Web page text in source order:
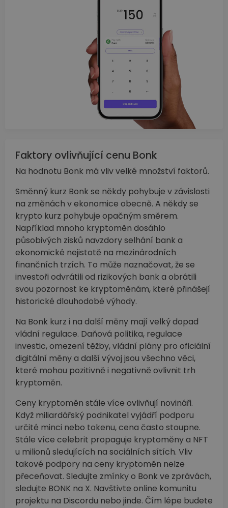
Faktory ovlivňující cenu Bonk
Na hodnotu Bonk má vliv velké množství faktorů.
Směnný kurz Bonk se někdy pohybuje v závislosti
na změnách v ekonomice obecně. A někdy se
krypto kurz pohybuje opačným směrem.
Například mnoho kryptoměn dosáhlo
působivých zisků navzdory selhání bank a
ekonomické nejistotě na mezinárodních
finančních trzích. To může naznačovat, že se
investoři odvrátili od rizikových bank a obrátili
svou pozornost ke kryptoměnám, které přinášejí
historické dlouhodobé výhody.
Na Bonk kurz i na další měny mají velký dopad
vládní regulace. Daňová politika, regulace
investic, omezení těžby, vládní plány pro oficiální
digitální měny a další vývoj jsou všechno věci,
které mohou pozitivně i negativně ovlivnit trh
kryptoměn.
Ceny kryptoměn stále více ovlivňují novináři.
Když miliardářský podnikatel vyjádří podporu
určité minci nebo tokenu, cena často stoupne.
Stále více celebrit propaguje kryptoměny a NFT
u milionů sledujících na sociálních sítích. Vliv
takové podpory na ceny kryptoměn nelze
přeceňovat. Sledujte zmínky o Bonk ve zprávách,
sledujte BONK na X. Navštivte online komunitu
projektu na Discordu nebo jinde. Čím lépe budete